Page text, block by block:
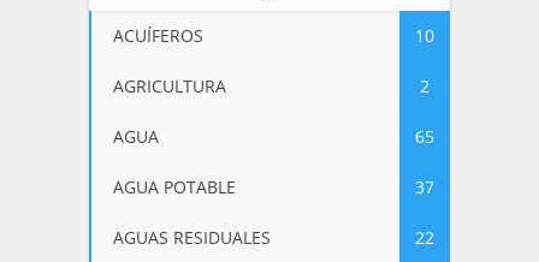
ACUÍFEROS 10
AGRICULTURA 2
AGUA 65
AGUA POTABLE 37
AGUAS RESIDUALES 22